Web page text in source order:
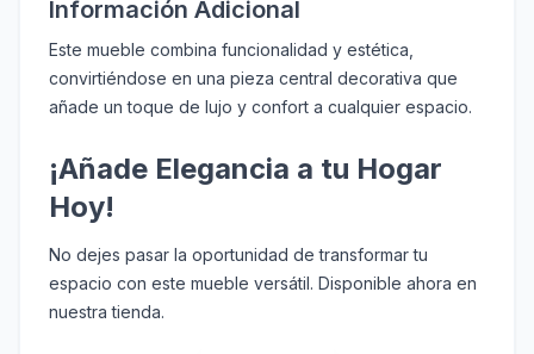
Información Adicional
Este mueble combina funcionalidad y estética,
convirtiéndose en una pieza central decorativa que
añade un toque de lujo y confort a cualquier espacio.
¡Añade Elegancia a tu Hogar
Hoy!
No dejes pasar la oportunidad de transformar tu
espacio con este mueble versátil. Disponible ahora en
nuestra tienda.